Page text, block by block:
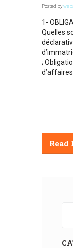
Posted by
1-
Quelles
;
d’affaires
Read